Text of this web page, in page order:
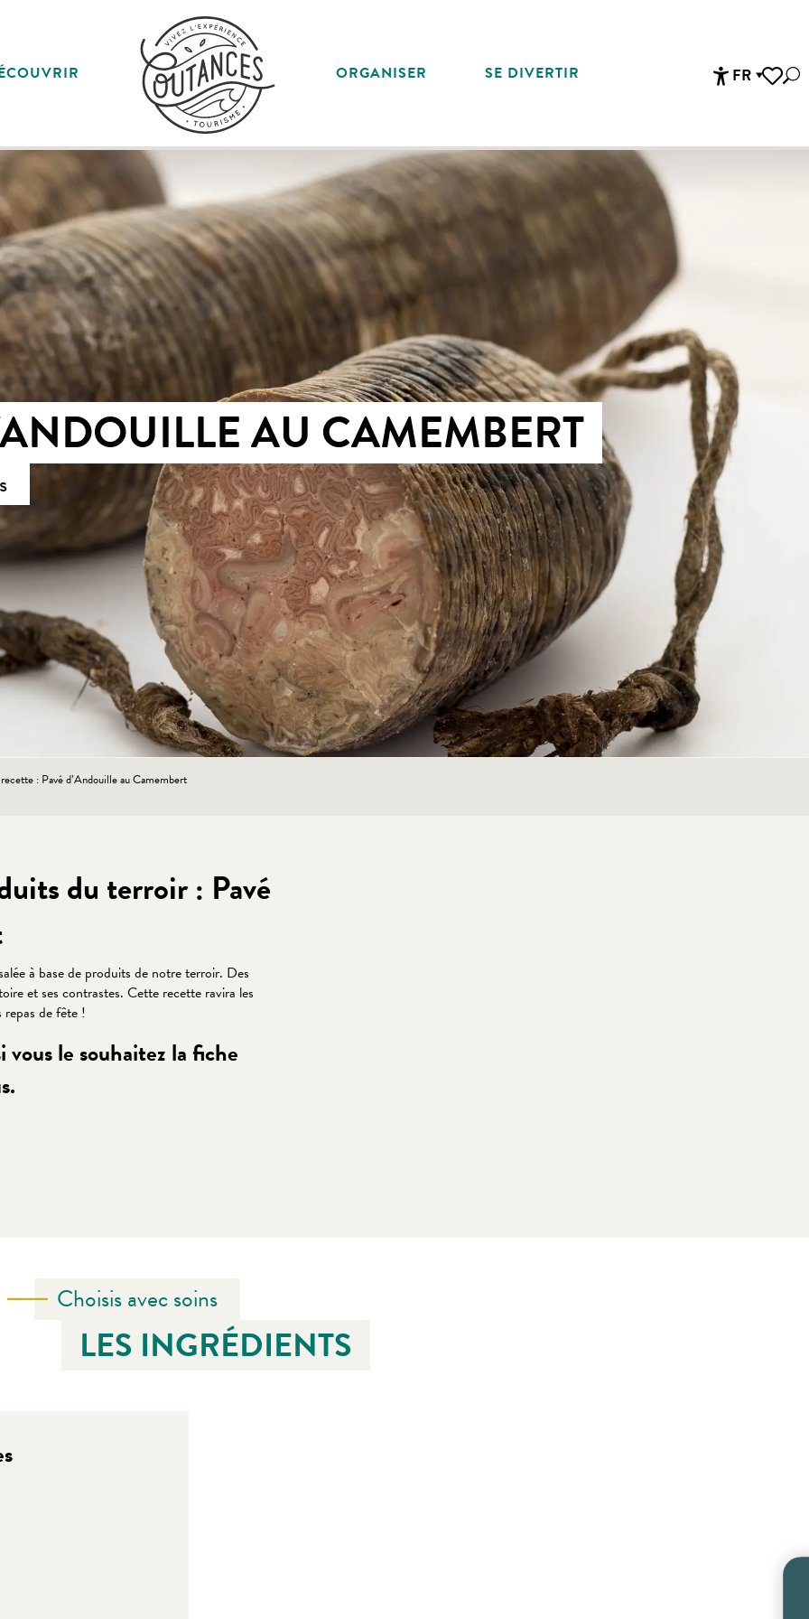
FR
ORGANISER SE DIVERTIR
AU CAMEMBERT
: Pavé d’Andouille au Camembert
du terroir : Pavé
à base de produits de notre terroir. Des
et ses contrastes. Cette recette ravira les
de fête !
vous le souhaitez la fiche
Choisis avec soins
LES INGRÉDIENTS